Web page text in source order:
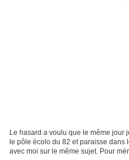
Le hasard a voulu que le même jour
le pôle écolo du 82 et paraisse dans
avec moi sur le même sujet. Pour